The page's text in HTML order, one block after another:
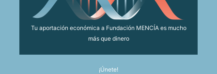
Tu aportación económica a Fundación MENCÍA es mucho
más que dinero
¡Únete!